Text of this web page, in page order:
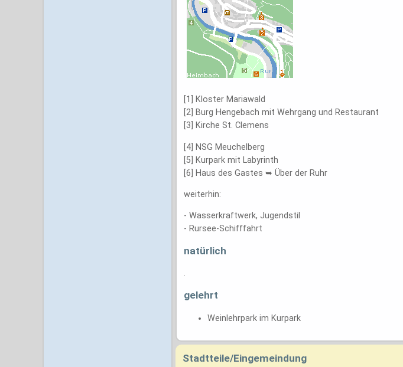
[1] Kloster Mariawald
[2] Burg Hengebach mit Wehrgang und Restaurant
[3] Kirche St. Clemens
[4] NSG Meuchelberg
[5] Kurpark mit Labyrinth
[6] Haus des Gastes ➥ Über der Ruhr
weiterhin:
- Wasserkraftwerk, Jugendstil
- Rursee-Schifffahrt
natürlich
.
gelehrt
Weinlehrpark im Kurpark
Stadtteile/Eingemeindung